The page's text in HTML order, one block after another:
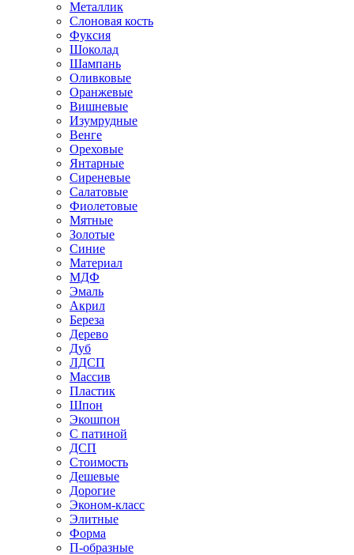
Металлик
Слоновая кость
Фуксия
Шоколад
Шампань
Оливковые
Оранжевые
Вишневые
Изумрудные
Венге
Ореховые
Янтарные
Сиреневые
Салатовые
Фиолетовые
Мятные
Золотые
Синие
Материал
МДФ
Эмаль
Акрил
Береза
Дерево
Дуб
ЛДСП
Массив
Пластик
Шпон
Экошпон
С патиной
ДСП
Стоимость
Дешевые
Дорогие
Эконом-класс
Элитные
Форма
П-образные